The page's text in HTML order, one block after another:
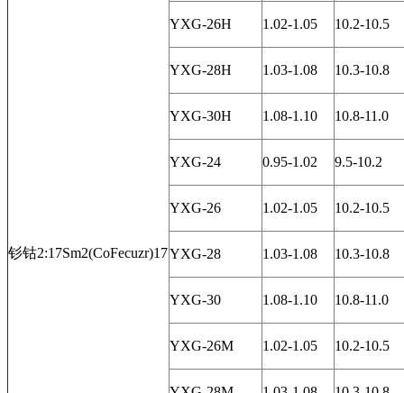
钐钴2:17Sm2(CoFecuzr)17
YXG-26H 1.02-1.05 10.2-10.5
YXG-28H 1.03-1.08 10.3-10.8
YXG-30H 1.08-1.10 10.8-11.0
YXG-24 0.95-1.02 9.5-10.2
YXG-26 1.02-1.05 10.2-10.5
YXG-28 1.03-1.08 10.3-10.8
YXG-30 1.08-1.10 10.8-11.0
YXG-26M 1.02-1.05 10.2-10.5